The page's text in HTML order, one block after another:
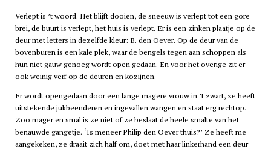
Verlept is ’t woord. Het blijft dooien, de sneeuw is verlept tot een gore
brei, de buurt is verlept, het huis is verlept. Er is een zinken plaatje op de
deur met letters in dezelfde kleur: B. den Oever. Op de deur van de
bovenburen is een kale plek, waar de bengels tegen aan schoppen als
hun niet gauw genoeg wordt open gedaan. En voor het overige zit er
ook weinig verf op de deuren en kozijnen.
Er wordt opengedaan door een lange magere vrouw in ’t zwart, ze heeft
uitstekende jukbeenderen en ingevallen wangen en staat erg rechtop.
Zoo mager en smal is ze niet of ze beslaat de heele smalte van het
benauwde gangetje. ‘Is meneer Philip den Oever thuis?’ Ze heeft me
aangekeken, ze draait zich half om, doet met haar linkerhand een deur